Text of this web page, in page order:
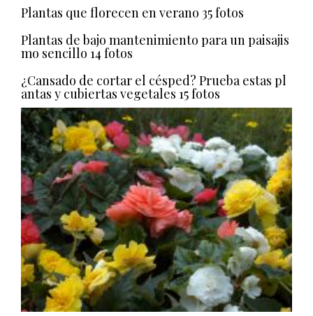
Plantas que florecen en verano 35 fotos
Plantas de bajo mantenimiento para un paisajis
mo sencillo 14 fotos
¿Cansado de cortar el césped? Prueba estas pl
antas y cubiertas vegetales 15 fotos